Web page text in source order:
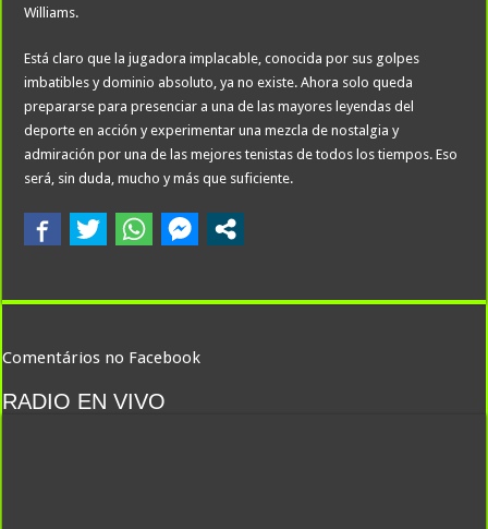
Williams.
Está claro que la jugadora implacable, conocida por sus golpes
imbatibles y dominio absoluto, ya no existe. Ahora solo queda
prepararse para presenciar a una de las mayores leyendas del
deporte en acción y experimentar una mezcla de nostalgia y
admiración por una de las mejores tenistas de todos los tiempos. Eso
será, sin duda, mucho y más que suficiente.
Comentários no Facebook
RADIO EN VIVO